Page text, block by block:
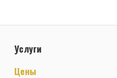
Услуги
Цены